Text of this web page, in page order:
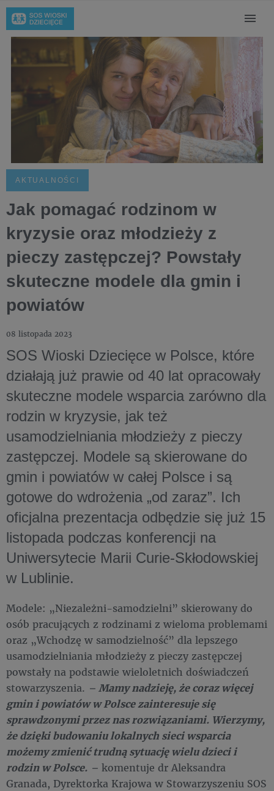
AKTUALNOŚCI
Jak pomagać rodzinom w
kryzysie oraz młodzieży z
pieczy zastępczej? Powstały
skuteczne modele dla gmin i
powiatów
08 listopada 2023
SOS Wioski Dziecięce w Polsce, które
działają już prawie od 40 lat opracowały
skuteczne modele wsparcia zarówno dla
rodzin w kryzysie, jak też
usamodzielniania młodzieży z pieczy
zastępczej. Modele są skierowane do
gmin i powiatów w całej Polsce i są
gotowe do wdrożenia „od zaraz”. Ich
oficjalna prezentacja odbędzie się już 15
listopada podczas konferencji na
Uniwersytecie Marii Curie-Skłodowskiej
w Lublinie.
Modele: „Niezależni-samodzielni” skierowany do
osób pracujących z rodzinami z wieloma problemami
oraz „Wchodzę w samodzielność” dla lepszego
usamodzielniania młodzieży z pieczy zastępczej
powstały na podstawie wieloletnich doświadczeń
stowarzyszenia. – Mamy nadzieję, że coraz więcej
gmin i powiatów w Polsce zainteresuje się
sprawdzonymi przez nas rozwiązaniami. Wierzymy,
że dzięki budowaniu lokalnych sieci wsparcia
możemy zmienić trudną sytuację wielu dzieci i
rodzin w Polsce. – komentuje dr Aleksandra
Granada, Dyrektorka Krajowa w Stowarzyszeniu SOS